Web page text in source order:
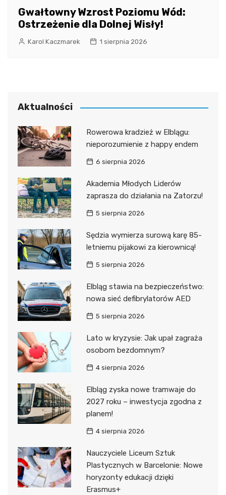
Gwałtowny Wzrost Poziomu Wód:
Ostrzeżenie dla Dolnej Wisły!
Karol Kaczmarek 1 sierpnia 2026
Aktualności
Rowerowa kradzież w Elblągu:
nieporozumienie z happy endem
6 sierpnia 2026
Akademia Młodych Liderów
zaprasza do działania na Zatorzu!
5 sierpnia 2026
Sędzia wymierza surową karę 85-
letniemu pijakowi za kierownicą!
5 sierpnia 2026
Elbląg stawia na bezpieczeństwo:
nowa sieć defibrylatorów AED
5 sierpnia 2026
Lato w kryzysie: Jak upał zagraża
osobom bezdomnym?
4 sierpnia 2026
Elbląg zyska nowe tramwaje do
2027 roku – inwestycja zgodna z
planem!
4 sierpnia 2026
Nauczyciele Liceum Sztuk
Plastycznych w Barcelonie: Nowe
horyzonty edukacji dzięki
Erasmus+